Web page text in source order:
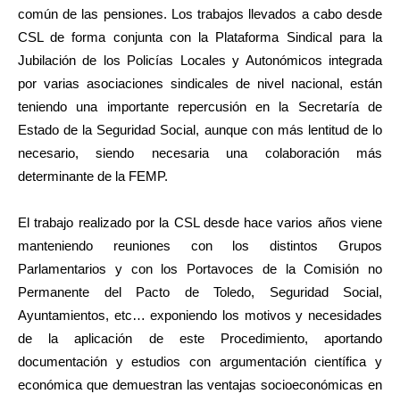
común de las pensiones. Los trabajos llevados a cabo desde
CSL de forma conjunta con la Plataforma Sindical para la
Jubilación de los Policías Locales y Autonómicos integrada
por varias asociaciones sindicales de nivel nacional, están
teniendo una importante repercusión en la Secretaría de
Estado de la Seguridad Social, aunque con más lentitud de lo
necesario, siendo necesaria una colaboración más
determinante de la FEMP.
El trabajo realizado por la CSL desde hace varios años viene
manteniendo reuniones con los distintos Grupos
Parlamentarios y con los Portavoces de la Comisión no
Permanente del Pacto de Toledo, Seguridad Social,
Ayuntamientos, etc… exponiendo los motivos y necesidades
de la aplicación de este Procedimiento, aportando
documentación y estudios con argumentación científica y
económica que demuestran las ventajas socioeconómicas en